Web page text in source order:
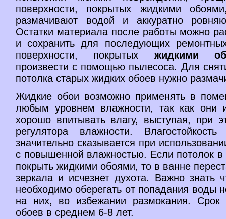
поверхности, покрытых жидкими
размачивают водой и аккуратно
Остатки материала после работы можно
и сохранить для последующих
поверхности, покрытых жидкими
произвести с помощью пылесоса. Для
потолка старых жидких обоев нужно
Жидкие обои возможно применять в
любым уровнем влажности, так как они
хорошо впитывать влагу, выступая, при
регулятора влажности.
значительно сказывается при
с повышенной влажностью. Если потолок в
покрыть жидкими обоями, то в ванне
зеркала и исчезнет духота. Важно знать
необходимо оберегать от попадания воды
на них, во избежании размокания. Срок
обоев в среднем 6-8 лет.